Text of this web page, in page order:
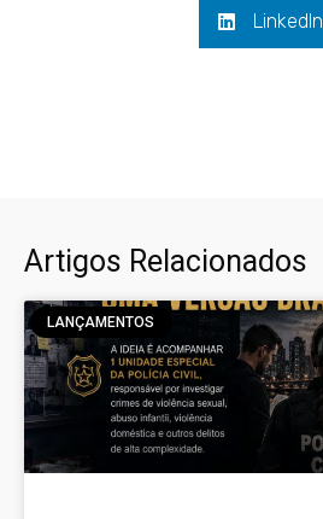
LinkedIn
Artigos Relacionados
LANÇAMENTOS